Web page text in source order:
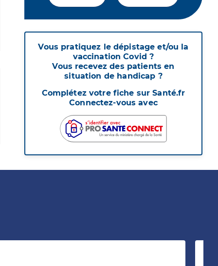
Vous pratiquez le dépistage et/ou la
vaccination Covid ?
Vous recevez des patients en
situation de handicap ?
Complétez votre fiche sur Santé.fr
Connectez-vous avec